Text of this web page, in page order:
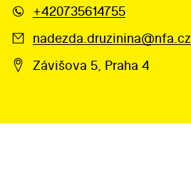
+420735614755
nadezda.druzinina@nfa.cz
Závišova 5, Praha 4